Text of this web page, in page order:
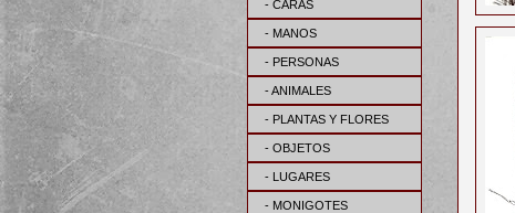
- CARAS
- MANOS
- PERSONAS
- ANIMALES
- PLANTAS Y FLORES
- OBJETOS
- LUGARES
- MONIGOTES